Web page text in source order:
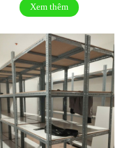
Xem thêm